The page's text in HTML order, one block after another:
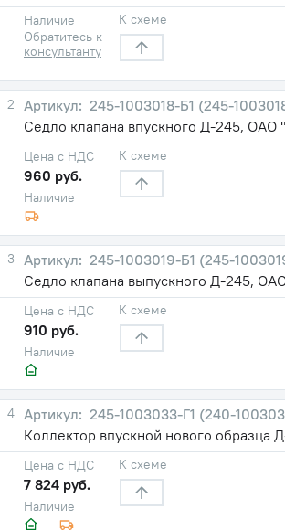
Наличие
Обратитесь к
консультанту
К схеме
2
245-1003018-Б1 (245-
Седло клапана впускного Д-245,
Наличие
Цена с НДС
960 руб.
К схеме
3
245-1003019-Б1 (245-
Седло клапана выпускного Д-245,
Наличие
Цена с НДС
910 руб.
К схеме
4
245-1003033-Г1 (240-
Коллектор впускной нового
Наличие
Цена с НДС
7 824 руб.
К схеме